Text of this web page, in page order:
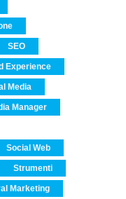
SEO
Experience
Media
Manager
Social Web
Strumenti
Marketing